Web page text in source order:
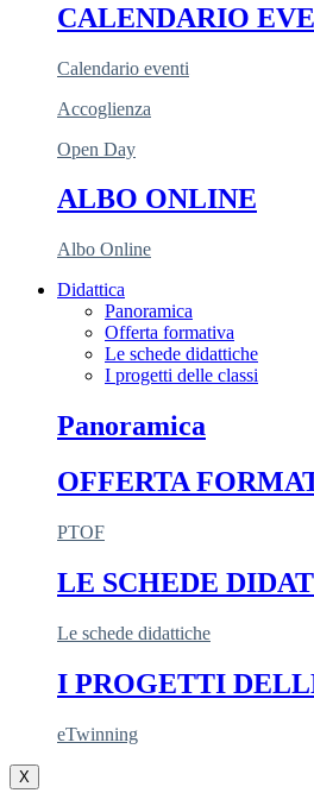
CALENDARIO
Calendario eventi
Accoglienza
Open Day
ALBO ONLINE
Albo Online
Didattica
Panoramica
Offerta formativa
Le schede didattiche
I progetti delle classi
Panoramica
OFFERTA
PTOF
LE SCHEDE
Le schede didattiche
I PROGETTI
eTwinning
X